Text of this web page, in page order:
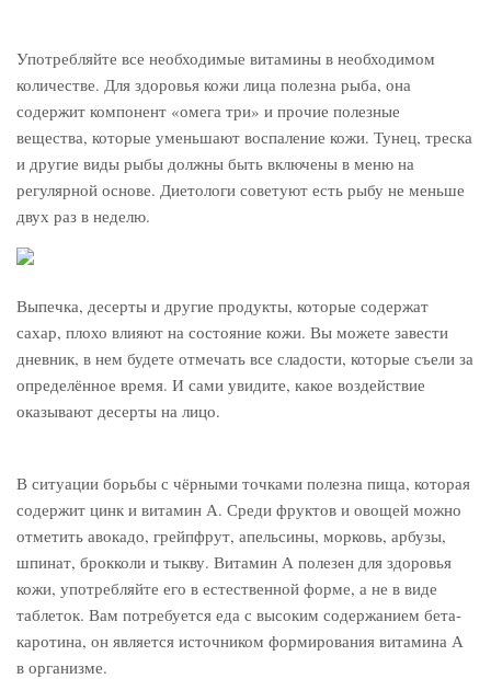
Употребляйте все необходимые витамины в необходимом
количестве. Для здоровья кожи лица полезна рыба, она
содержит компонент «омега три» и прочие полезные
вещества, которые уменьшают воспаление кожи. Тунец, треска
и другие виды рыбы должны быть включены в меню на
регулярной основе. Диетологи советуют есть рыбу не меньше
двух раз в неделю.
Выпечка, десерты и другие продукты, которые содержат
сахар, плохо влияют на состояние кожи. Вы можете завести
дневник, в нем будете отмечать все сладости, которые съели за
определённое время. И сами увидите, какое воздействие
оказывают десерты на лицо.
В ситуации борьбы с чёрными точками полезна пища, которая
содержит цинк и витамин А. Среди фруктов и овощей можно
отметить авокадо, грейпфрут, апельсины, морковь, арбузы,
шпинат, брокколи и тыкву. Витамин А полезен для здоровья
кожи, употребляйте его в естественной форме, а не в виде
таблеток. Вам потребуется еда с высоким содержанием бета-
каротина, он является источником формирования витамина А
в организме.